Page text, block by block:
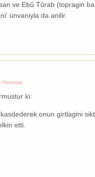
ve Ebû Tûrab (topragin
ünvaniyla da anilir.
Yorumlar
ki:
onun girtlagini
etti.